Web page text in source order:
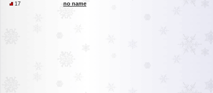
17 no name